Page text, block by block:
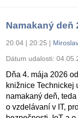
Namakaný deň
20.04 | 20:25 |
Dátum udalosti:
Dňa 4. mája 2026
knižnice Technickej
namakaný deň,
o vzdelávaní v IT,